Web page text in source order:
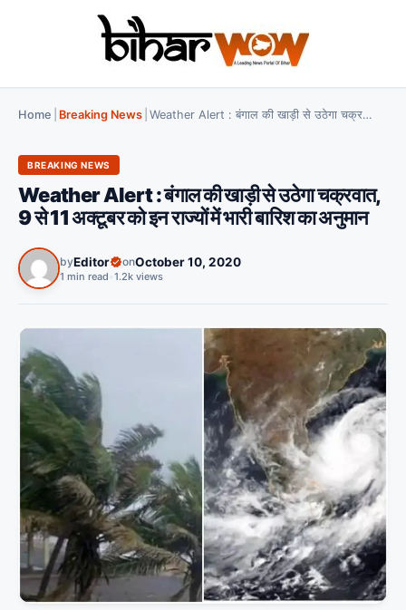
Home Breaking News Weather Alert : बंगाल की खाड़ी से उठेगा चक्रवात, 9 से 11 अक्‍टूबर को इन राज्‍यों में भारी बारिश का अनुमान
BREAKING NEWS
Weather Alert : बंगाल की खाड़ी से उठेगा चक्रवात,
9 से 11 अक्‍टूबर को इन राज्‍यों में भारी बारिश का अनुमान
byEditor onOctober 10, 2020
1 min read 1.2k views